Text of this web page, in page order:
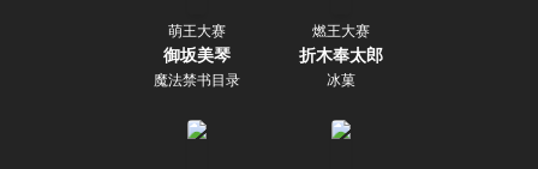
萌王大赛
御坂美琴
魔法禁书目录
燃王大赛
折木奉太郎
冰菓